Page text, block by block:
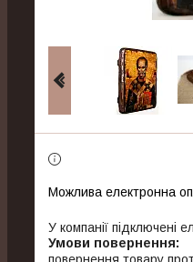
У компанії підключені
повернення товару